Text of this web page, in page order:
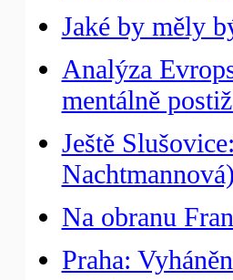
Jaké by měly
Analýza
mentálně
Ještě
Nachtmannová)
Na obranu
Praha: